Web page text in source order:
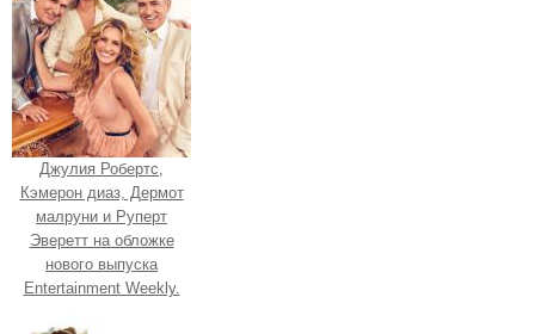
Джулия Робертс,
Кэмерон диаз, Дермот
малруни и Руперт
Эверетт на обложке
нового выпуска
Entertainment Weekly.